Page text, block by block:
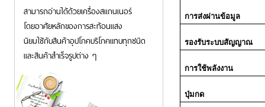
สามารถอ่านได้ด้วยเครื่องสแกนเนอร์
โดยอาศัยหลักของการสะท้อนแสง
นิยมใชักับสินค้าอุปโภคบริโภคแทบทุกชนิด
และสินค้าสำเร็จรูปต่าง ๆ
การส่งผ่านข้อมูล
รองรับระบบสัญญาณ
การใช้พลังงาน
ปุ่มกด